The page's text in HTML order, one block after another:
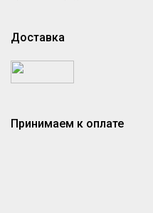
Доставка
Принимаем к оплате